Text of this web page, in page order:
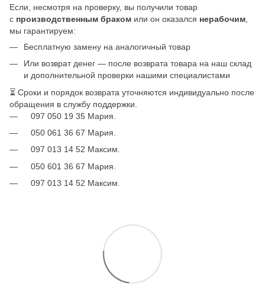
Если, несмотря на проверку, вы получили товар
с производственным браком или он оказался нерабочим
мы гарантируем:
Бесплатную замену на аналогичный товар
Или возврат денег — после возврата товара на наш склад
и дополнительной проверки нашими специалистами
⏳ Сроки и порядок возврата уточняются индивидуально после
обращения в службу поддержки.
097 050 19 35 Мария.
050 061 36 67 Мария.
097 013 14 52 Максим.
050 601 36 67 Мария.
097 013 14 52 Максим.